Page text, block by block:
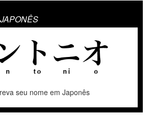
seu nome em Japonês